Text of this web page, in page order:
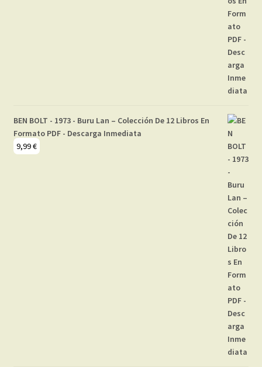
BEN BOLT - 1973 - Buru Lan – Colección De 12 Libros En
Formato PDF - Descarga Inmediata
9,99€